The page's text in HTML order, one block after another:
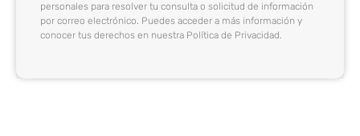
personales para resolver tu consulta o solicitud de información
por correo electrónico. Puedes acceder a más información y
conocer tus derechos en nuestra Política de Privacidad.